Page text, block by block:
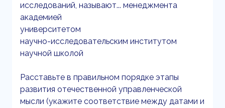
исследований, называют... менеджмента
академией
университетом
научно-исследовательским институтом
научной школой
Расставьте в правильном порядке этапы
развития отечественной управленческой
мысли (укажите соответствие между датами и